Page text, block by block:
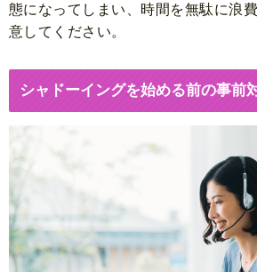
態になってしまい、時間を無駄に浪
意してください。
シャドーイングを始める前の事前